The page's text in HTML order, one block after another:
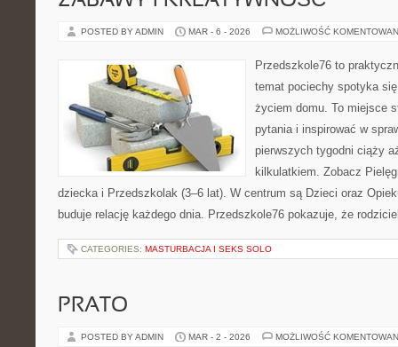
POSTED BY ADMIN MAR - 6 - 2026 MOŻLIWOŚĆ
Przedszkole76 to
temat pociechy spotyka
życiem domu. To miejsce
pytania i inspirować w
pierwszych tygodni ciąży
kilkulatkiem. Zobacz
dziecka i Przedszkolak (3–6 lat). W centrum są Dzieci oraz
buduje relację każdego dnia. Przedszkole76 pokazuje, że
CATEGORIES: MASTURBACJA I SEKS SOLO
PRATO
POSTED BY ADMIN MAR - 2 - 2026 MOŻLIWOŚĆ